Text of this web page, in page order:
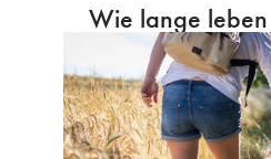
Wie lange